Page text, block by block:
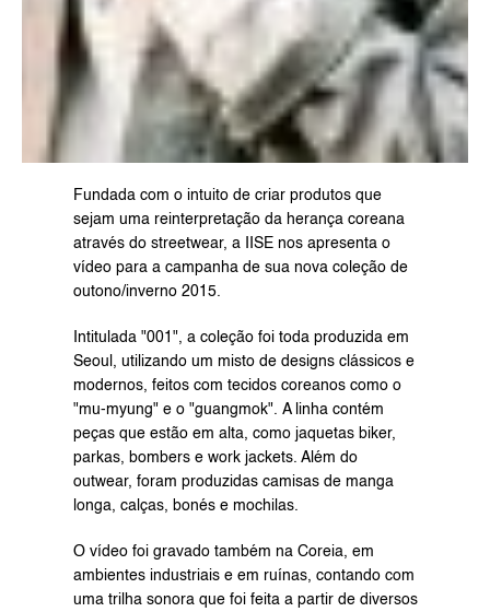
Fundada com o intuito de criar produtos que
sejam uma reinterpretação da herança coreana
através do streetwear, a IISE nos apresenta o
vídeo para a campanha de sua nova coleção de
outono/inverno 2015.
Intitulada "001", a coleção foi toda produzida em
Seoul, utilizando um misto de designs clássicos e
modernos, feitos com tecidos coreanos como o
"mu-myung" e o "guangmok". A linha contém
peças que estão em alta, como jaquetas biker,
parkas, bombers e work jackets. Além do
outwear, foram produzidas camisas de manga
longa, calças, bonés e mochilas.
O vídeo foi gravado também na Coreia, em
ambientes industriais e em ruínas, contando com
uma trilha sonora que foi feita a partir de diversos